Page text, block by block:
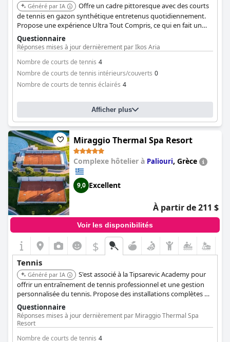
Généré par IA
Offre un cadre pittoresque avec des courts
de tennis en gazon synthétique entretenus quotidiennement.
Propose une expérience Ultra Tout Compris, ce qui en fait un
choix de premier ordre pour des vacances de tennis luxueuses.
Connu pour son service exceptionnel et une variété d'options
de restauration à la carte.
Questionnaire
Réponses mises à jour dernièrement par Ikos Aria
Nombre de courts de tennis 4
Nombre de courts de tennis intérieurs/couverts 0
Nombre de courts de tennis éclairés 4
Afficher plus
Miraggio Thermal Spa Resort
Complexe hôtelier à Paliouri, Grèce
9,0 Excellent
À partir de 211 $
Voir les disponibilités
$
Tennis
Généré par IA
S'est associé à la Tipsarevic Academy pour
offrir un entraînement de tennis professionnel et une gestion
personnalisée du tennis. Propose des installations complètes de
spa et de bains thermaux pour la relaxation après le tennis.
Questionnaire
Réponses mises à jour dernièrement par Miraggio Thermal Spa
Resort
Nombre de courts de tennis 4